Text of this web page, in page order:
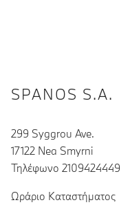
SPANOS S.A.
299 Syggrou Ave.
17122 Nea Smyrni
Τηλέφωνο 2109424449
Ωράριο Καταστήματος